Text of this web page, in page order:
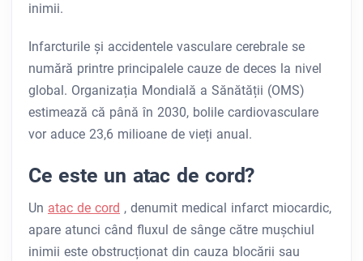
inimii.
Infarcturile și accidentele vasculare cerebrale se
numără printre principalele cauze de deces la nivel
global. Organizația Mondială a Sănătății (OMS)
estimează că până în 2030, bolile cardiovasculare
vor aduce 23,6 milioane de vieți anual.
Ce este un atac de cord?
Un atac de cord , denumit medical infarct miocardic,
apare atunci când fluxul de sânge către mușchiul
inimii este obstrucționat din cauza blocării sau